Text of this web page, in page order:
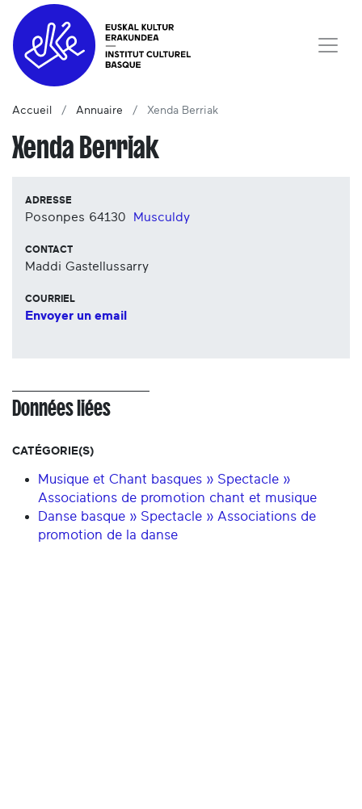
Accueil Annuaire Xenda Berriak
Xenda Berriak
ADRESSE
Posonpes 64130 Musculdy
CONTACT
Maddi Gastellussarry
COURRIEL
Envoyer un email
Données liées
CATÉGORIE(S)
Musique et Chant basques » Spectacle »
Associations de promotion chant et musique
Danse basque » Spectacle » Associations de
promotion de la danse